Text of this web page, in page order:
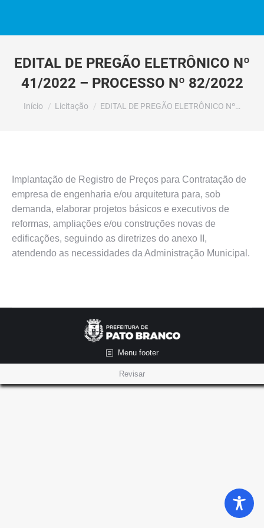
EDITAL DE PREGÃO ELETRÔNICO Nº
41/2022 – PROCESSO Nº 82/2022
Você está aqui:
Início Licitação EDITAL DE PREGÃO ELETRÔNICO Nº…
Implantação de Registro de Preços para Contratação de
empresa de engenharia e/ou arquitetura para, sob
demanda, elaborar projetos básicos e executivos de
reformas, ampliações e/ou construções novas de
edificações, seguindo as diretrizes do anexo II,
atendendo as necessidades da Administração Municipal.
Menu footer
Revisar